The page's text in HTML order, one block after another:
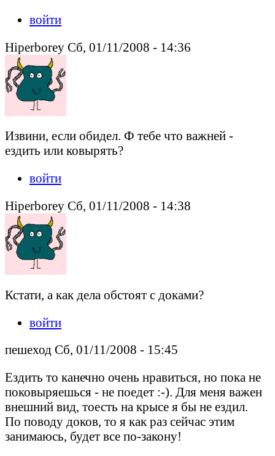
войти
Hiperborey Сб, 01/11/2008 - 14:36
Извини, если обидел. Ф тебе что важней -
ездить или ковырять?
войти
Hiperborey Сб, 01/11/2008 - 14:38
Кстати, а как дела обстоят с доками?
войти
пешеход Сб, 01/11/2008 - 15:45
Ездить то канечно очень нравиться, но пока не
поковыряешься - не поедет :-). Для меня важен
внешний вид, тоесть на крысе я бы не ездил.
По поводу доков, то я как раз сейчас этим
занимаюсь, будет все по-закону!